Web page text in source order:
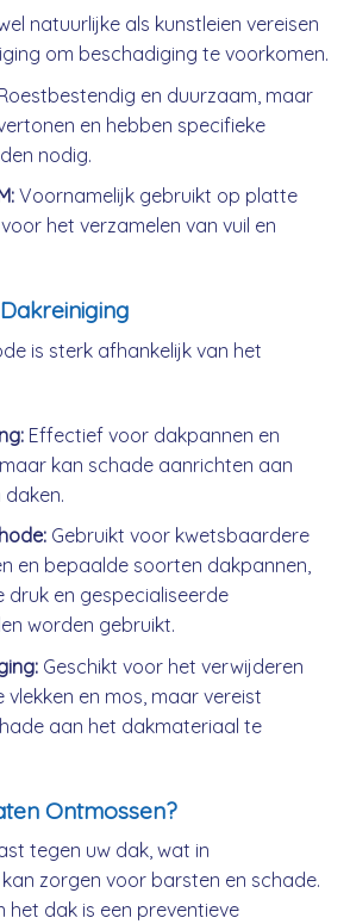
natuurlijke als kunstleien vereisen
om beschadiging te voorkomen.
en duurzaam, maar
en hebben specifieke
nodig.
Voornamelijk gebruikt op platte
het verzamelen van vuil en
is sterk afhankelijk van het
Effectief voor dakpannen en
kan schade aanrichten aan
daken.
Gebruikt voor kwetsbaardere
en bepaalde soorten dakpannen,
druk en gespecialiseerde
worden gebruikt.
Geschikt voor het verwijderen
vlekken en mos, maar vereist
aan het dakmateriaal te
Ontmossen?
tegen uw dak, wat in
zorgen voor barsten en schade.
het dak is een preventieve